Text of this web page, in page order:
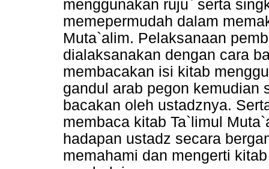
menggunakan ruju` serta
memepermudah dalam
Muta`alim. Pelaksanaan
dialaksanakan dengan cara
membacakan isi kitab
gandul arab pegon kemudian
bacakan oleh ustadznya.
membaca kitab Ta`limul
hadapan ustadz secara
memahami dan mengerti